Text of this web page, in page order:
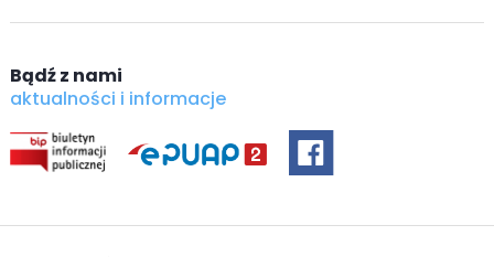
Bądź z nami
aktualności i informacje